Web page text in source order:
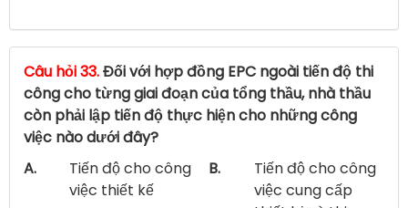
Câu hỏi 33.Đối với hợp đồng EPC ngoài tiến độ thi
công cho từng giai đoạn của tổng thầu, nhà thầu
còn phải lập tiến độ thực hiện cho những công
việc nào dưới đây?
A.
Tiến độ cho công
việc thiết kế
B.
Tiến độ cho công
việc cung cấp